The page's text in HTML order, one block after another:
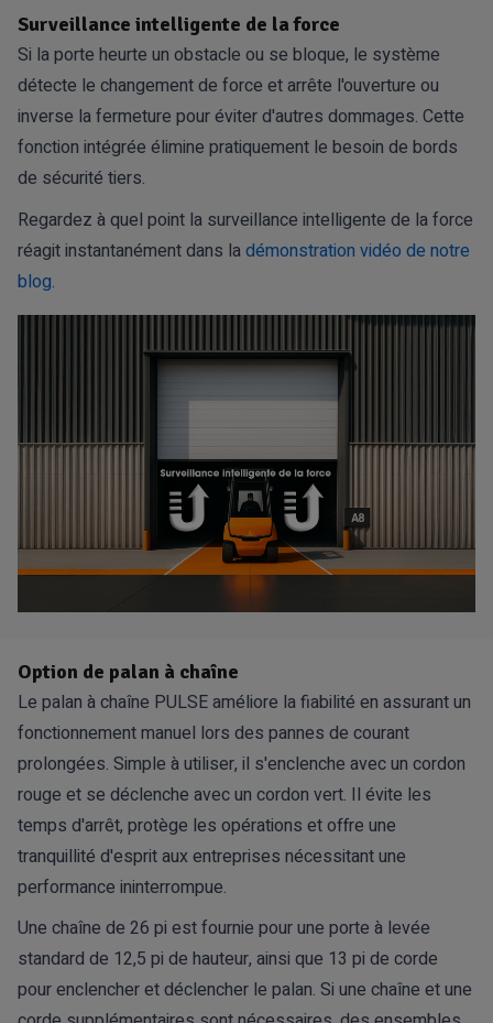
Surveillance intelligente de la force
Si la porte heurte un obstacle ou se bloque, le système
détecte le changement de force et arrête l'ouverture ou
inverse la fermeture pour éviter d'autres dommages. Cette
fonction intégrée élimine pratiquement le besoin de bords
de sécurité tiers.
Regardez à quel point la surveillance intelligente de la force
réagit instantanément dans ladémonstration vidéo de notre
blog.
Option de palan à chaîne
Le palan à chaîne PULSE améliore la fiabilité en assurant un
fonctionnement manuel lors des pannes de courant
prolongées. Simple à utiliser, il s'enclenche avec un cordon
rouge et se déclenche avec un cordon vert. Il évite les
temps d'arrêt, protège les opérations et offre une
tranquillité d'esprit aux entreprises nécessitant une
performance ininterrompue.
Une chaîne de 26 pi est fournie pour une porte à levée
standard de 12,5 pi de hauteur, ainsi que 13 pi de corde
pour enclencher et déclencher le palan. Si une chaîne et une